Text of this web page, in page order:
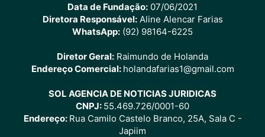
Data de Fundação: 07/06/2021
Diretora Responsável:Aline Alencar Farias
WhatsApp: (92) 98164-6225
Diretor Geral: Raimundo de Holanda
Endereço Comercial: holandafarias1@gmail.com
SOL AGENCIA DE NOTICIAS JURIDICAS
CNPJ: 55.469.726/0001-60
Endereço: Rua Camilo Castelo Branco, 25A, Sala C -
Japiim